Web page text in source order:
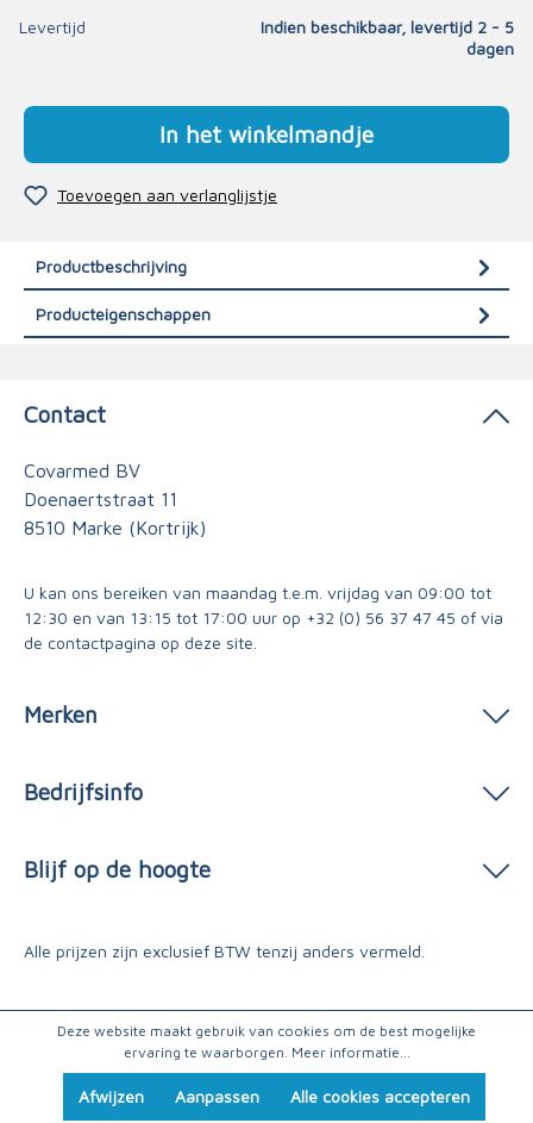
Levertijd
Indien beschikbaar, levertijd 2 - 5
dagen
In het winkelmandje
Toevoegen aan verlanglijstje
Productbeschrijving
Producteigenschappen
Contact
Covarmed BV
Doenaertstraat 11
8510 Marke (Kortrijk)
U kan ons bereiken van maandag t.e.m. vrijdag van 09:00 tot
12:30 en van 13:15 tot 17:00 uur op +32 (0) 56 37 47 45 of via
de contactpagina op deze site.
Merken
Bedrijfsinfo
Blijf op de hoogte
Alle prijzen zijn exclusief BTW tenzij anders vermeld.
Deze website maakt gebruik van cookies om de best mogelijke
ervaring te waarborgen. Meer informatie...
Afwijzen Aanpassen Alle cookies accepteren